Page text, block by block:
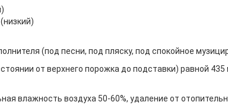
(под песни, под пляску, под спокойное
от верхнего порожка до подставки) равной
влажность воздуха 50-60%, удаление от